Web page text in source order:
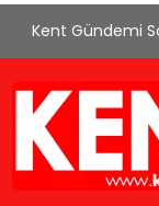
Kent Gündemi